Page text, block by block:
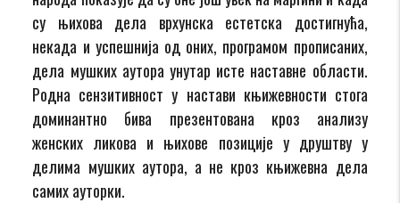
су њихова дела врхунска естетска достигнућа,
некада и успешнија од оних, програмом прописаних,
дела мушких аутора унутар исте наставне области.
Родна сензитивност у настави књижевности стога
доминантно бива презентована кроз анализу
женских ликова и њихове позиције у друштву у
делима мушких аутора, а не кроз књижевна дела
самих ауторки.